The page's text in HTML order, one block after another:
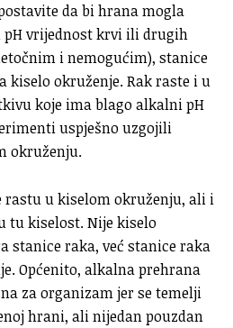
da bi hrana mogla
vrijednost krvi ili drugih
i nemogućim), stanice
kiselo okruženje. Rak raste i u
koje ima blago alkalni pH
uspješno uzgojili
okruženju.
rastu u kiselom okruženju, ali i
tu kiselost. Nije kiselo
stanice raka, već stanice raka
Općenito, alkalna prehrana
za organizam jer se temelji
hrani, ali nijedan pouzdan